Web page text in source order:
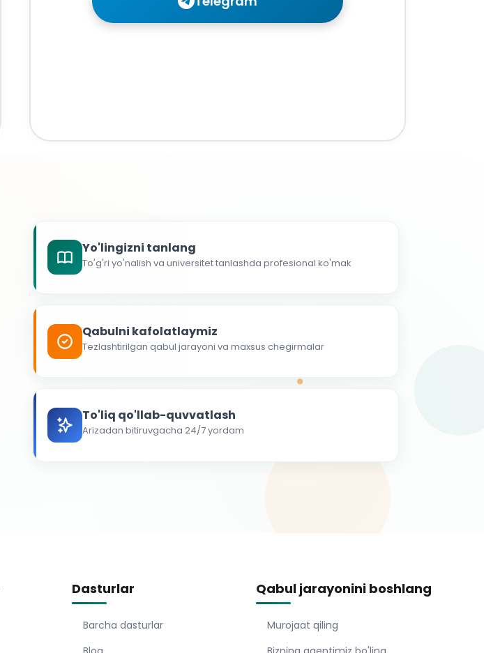
Yo'lingizni tanlang
To'g'ri yo'nalish va universitet tanlashda profesional ko'mak
Qabulni kafolatlaymiz
Tezlashtirilgan qabul jarayoni va maxsus chegirmalar
To'liq qo'llab-quvvatlash
Arizadan bitiruvgacha 24/7 yordam
Dasturlar
Barcha dasturlar
Qabul jarayonini boshlang
Murojaat qiling